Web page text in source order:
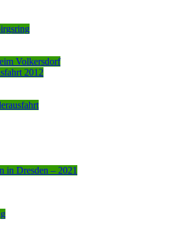
Volkersdorf
2012
in Dresden – 2021